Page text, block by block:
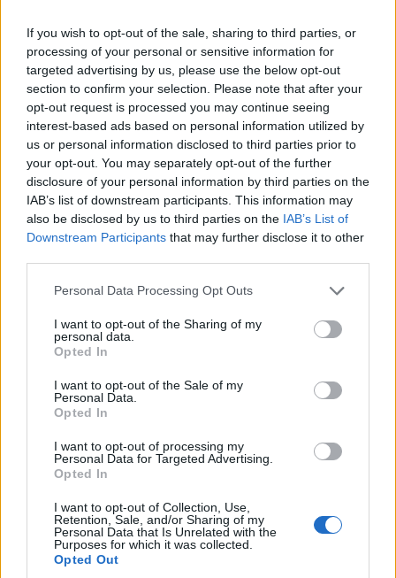
If you wish to opt-out of the sale, sharing to third parties, or
processing of your personal or sensitive information for
targeted advertising by us, please use the below opt-out
section to confirm your selection. Please note that after your
opt-out request is processed you may continue seeing
interest-based ads based on personal information utilized by
us or personal information disclosed to third parties prior to
your opt-out. You may separately opt-out of the further
disclosure of your personal information by third parties on the
IAB’s list of downstream participants. This information may
also be disclosed by us to third parties on the IAB’s List of
Downstream Participants that may further disclose it to other
Personal Data Processing Opt Outs
I want to opt-out of the Sharing of my
personal data.
Opted In
I want to opt-out of the Sale of my
Personal Data.
Opted In
I want to opt-out of processing my
Personal Data for Targeted Advertising.
Opted In
I want to opt-out of Collection, Use,
Retention, Sale, and/or Sharing of my
Personal Data that Is Unrelated with the
Purposes for which it was collected.
Opted Out
V rybnících Rybářství Třeboň vyschla třetina vody,
nejvíce v historii firmy
5.8.2026 15:42 ( ČTK )
Diskuse: 1
V rybnících Rybářství Třeboň,
které hospodaří na 8000
hektarech vodní plochy, chybí
více než třetina vody. Oproti
běžnému zdržovaném objemu
75 milionů metrů krychlových vody je v rybnících o 28 milionů
metrů krychlových vody méně. Každý týden se kvůli extrémně
vysokým teplotám a nedostatku srážek odpaří další 2,5 procenta.
Kvůli suchu začali rybáři s výlovy některých rybníků předčasně,
protože by jinak ryby uhynuly, řekl provozní ředitel Rybářství
rybáři jsou bez práce
5.8.2026 15:37 | BUKUREŠŤ (
Diskuse: 17
rumunském městě Corabia,
které leží na břehu Dunaje, je
řeky je tak nízko, že plavidla už nemohou kvůli písčitým mělčinám
do přístavu vplouvat ani z něj vyplouvat, píše agentura AFP.
Bozkovské jeskyně na Semilsku zažívají za tropických
teplot nečekaný nápor
5.8.2026 11:20 | BOZKOV (